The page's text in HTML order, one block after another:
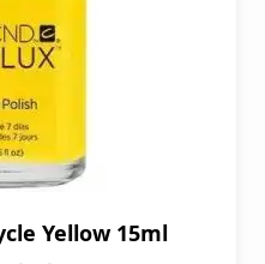
Yellow 15ml